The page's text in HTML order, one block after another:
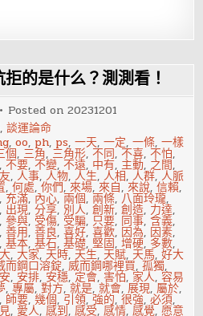
的是什么？測測看！
Posted on20231201
,談運論命
,oo, ph, ps,一天,一定,一條,一樣
個, 三角, 三角形,不同,不喜,不怕,
,不要,不變,不遠, 中有,主動, 之間,
,人事,人物,人生,人相,人群,人脈
,何處,你們,來場,來自,來說,信賴,
, 充滿, 內心, 兩個, 兩條, 八面玲瓏,
, 出現,分享, 別人,創新,創造, 力達,
,參與, 受傷, 受騙, 只要, 同事,含義,
,善用,善良,喜好,喜歡, 因為, 因素,
,基本,基石,基礎,堅固,增硬, 多數,
,大家, 天時, 天生, 天賦, 天馬,好大
而鋼口溶錠,威而鋼哪裡買,孤獨,
, 安排, 安穩, 定會,害怕, 家人,容易
,專屬,對方,就是,就會,展現,屬於,
, 師要,幾個, 引領,強的,很強,必須,
, 愛人,感到,感受,感情,感覺,愿意